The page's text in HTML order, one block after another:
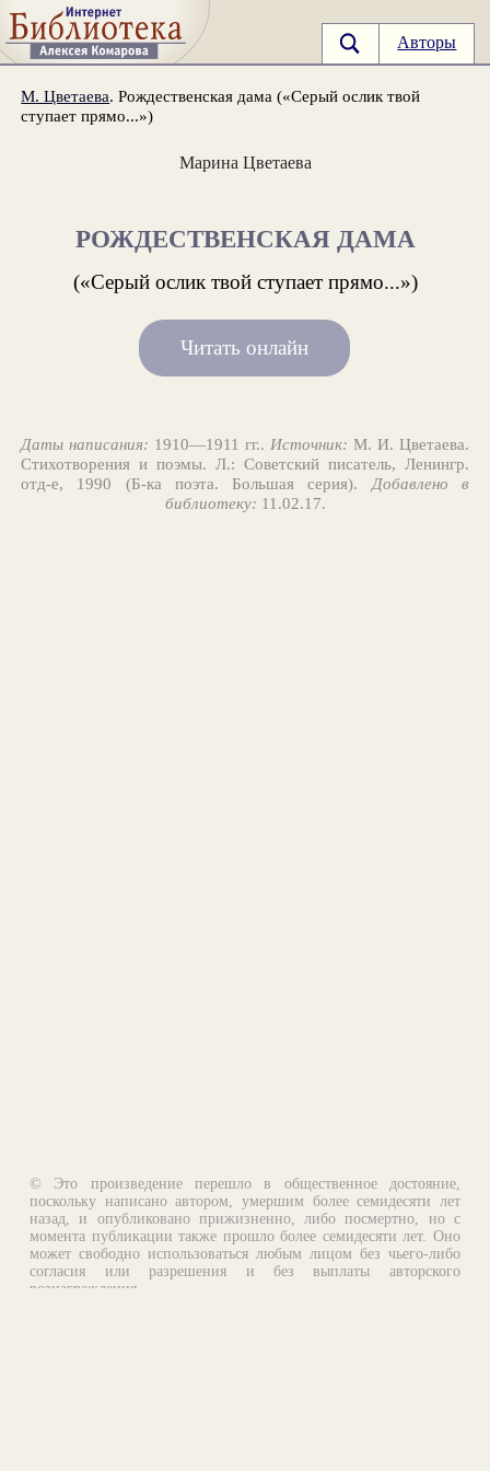
Авторы
М. Цветаева. Рождественская дама («Серый ослик твой
ступает прямо...»)
Марина Цветаева
РОЖДЕСТВЕНСКАЯ ДАМА
(«Серый ослик твой ступает прямо...»)
Читать онлайн
Даты написания: 1910—1911 гг.. Источник: М. И. Цветаева.
Стихотворения и поэмы. Л.: Советский писатель, Ленингр.
отд-е, 1990 (Б-ка поэта. Большая серия). Добавлено в
библиотеку: 11.02.17.
© Это произведение перешло в общественное достояние,
поскольку написано автором, умершим более семидесяти лет
назад, и опубликовано прижизненно, либо посмертно, но с
момента публикации также прошло более семидесяти лет. Оно
может свободно использоваться любым лицом без чьего-либо
согласия или разрешения и без выплаты авторского
вознаграждения.